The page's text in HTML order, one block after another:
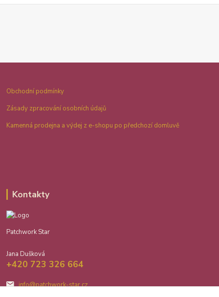
Obchodní podmínky
Zásady zpracování osobních údajů
Kamenná prodejna a výdej z e-shopu po předchozí domluvě
Kontakty
Patchwork Star
Jana Dušková
+420 723 326 664
info@patchwork-star.cz